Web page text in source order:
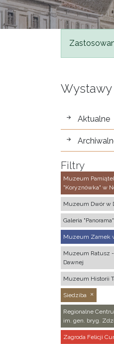
Wystawy
wystawy
Aktualne
Filtry
Muzeum
"Koryznówka" w
Muzeum Dwór w
Galeria "Panorama"
Muzeum Zamek
Muzeum Ratusz
Dawnej
Muzeum Historii
Siedziba
Regionalne
im. gen. bryg.
Zagroda Felicji